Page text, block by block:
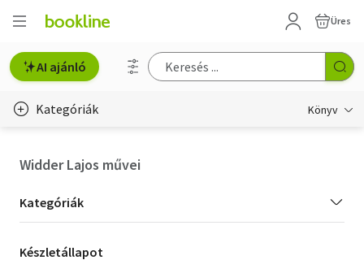
Üres
AI ajánló
Kategóriák Könyv
Hobbi, szabadidő
Widder Lajos művei
Kategória
szűrés
Kategóriák
Készletállapot
Készletállapot